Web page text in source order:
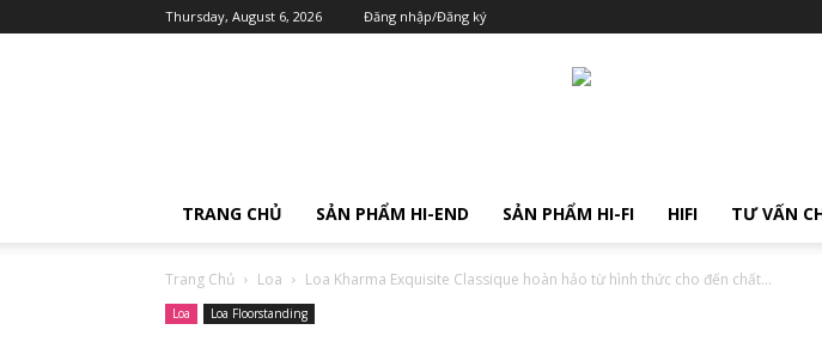
Thursday, August 6, 2026 Đăng nhập/Đăng ký
TRANG CHỦ SẢN PHẨM HI-END SẢN PHẨM HI-FI HIFI TƯ VẤN
Trang Chủ Loa Loa Kharma Exquisite Classique hoàn hảo từ hình thức cho đến chất...
Loa Loa Floorstanding